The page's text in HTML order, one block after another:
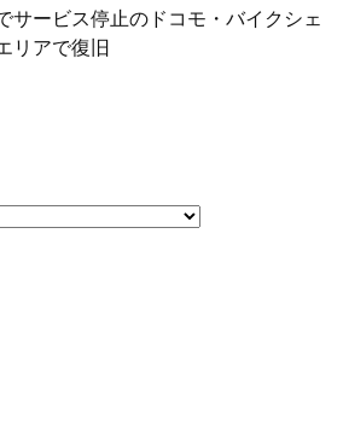
サービス停止のドコモ・バイクシェ
リアで復旧